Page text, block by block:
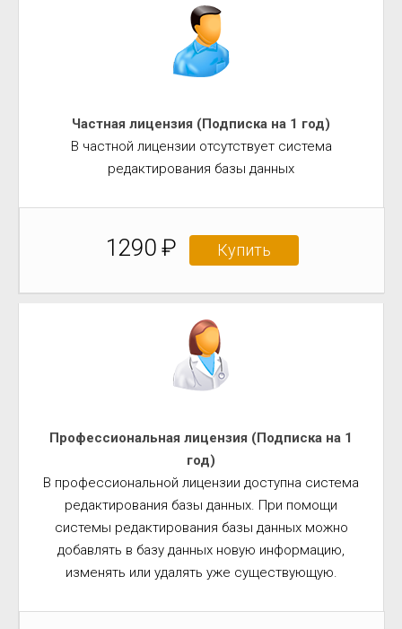
Частная лицензия (Подписка на 1 год)
В частной лицензии отсутствует система
редактирования базы данных
1290 ₽ Купить
Профессиональная лицензия (Подписка на 1
год)
В профессиональной лицензии доступна система
редактирования базы данных. При помощи
системы редактирования базы данных можно
добавлять в базу данных новую информацию,
изменять или удалять уже существующую.